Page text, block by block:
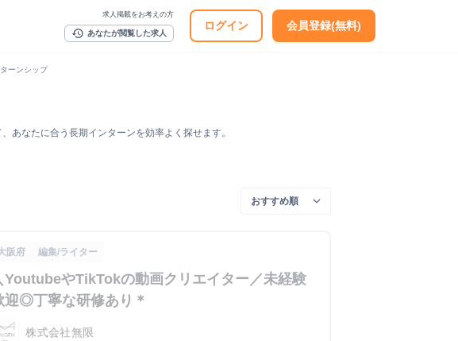
求人掲載をお考えの方
history あなたが閲覧した求人
ログイン 会員登録(無料)
ーンシップ
あなたに合う長期インターンを効率よく探せます。
阪府 編集/ライター
YoutubeやTikTokの動画クリエイター／未経験
迎◎丁寧な研修あり＊
株式会社無限